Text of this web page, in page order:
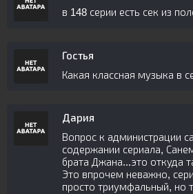
в 148 серии есть сек из
Гостья
Какая классная музыка в
Дария
Вопрос к администрации
содержании сериала,
брата Джана...это откуда
Это впрочем неважно,
просто триумфальный, но